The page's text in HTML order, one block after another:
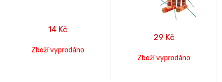
14 Kč
Zboží vyprodáno
29 Kč
Zboží vyprodáno